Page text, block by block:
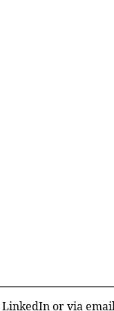
LinkedInor via